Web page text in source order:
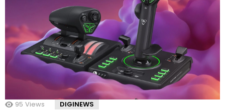
95 Views DIGINEWS